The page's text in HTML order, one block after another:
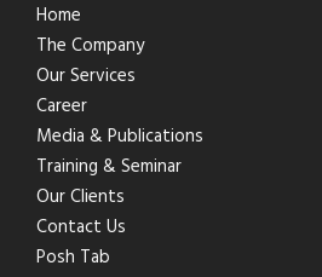
Home
The Company
Our Services
Career
Media & Publications
Training & Seminar
Our Clients
Contact Us
Posh Tab